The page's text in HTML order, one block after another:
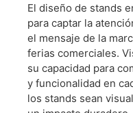
Stand
El diseño de stands
para captar la
el mensaje de la
ferias comerciales.
su capacidad para
y funcionalidad en
los stands sean